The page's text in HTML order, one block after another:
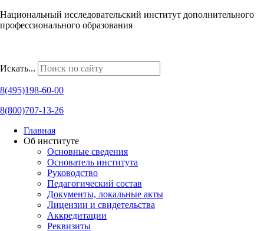
Национальный исследовательский институт дополнительного
профессионального образования
Искать...
8(495)198-60-00
8(800)707-13-26
Главная
Об институте
Основные сведения
Основатель института
Руководство
Педагогический состав
Документы, локальные акты
Лицензии и свидетельства
Аккредитации
Реквизиты